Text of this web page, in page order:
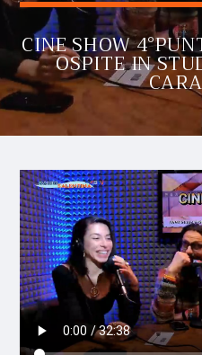
CINE SHOW
OSPITE IN